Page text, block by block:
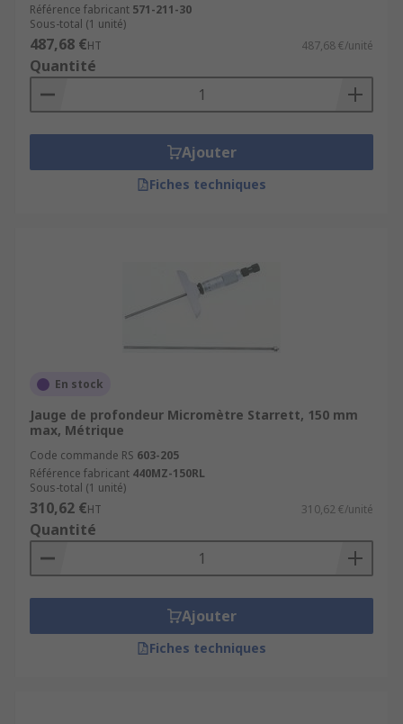
Référence fabricant 571-211-30
Sous-total (1 unité)
487,68 €HT 487,68 €/unité
Quantité
Ajouter
Fiches techniques
En stock
Jauge de profondeur Micromètre Starrett, 150 mm
max, Métrique
Code commande RS 603-205
Référence fabricant 440MZ-150RL
Sous-total (1 unité)
310,62 €HT 310,62 €/unité
Quantité
Ajouter
Fiches techniques